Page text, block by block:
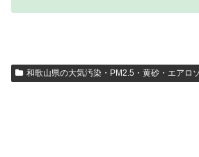
和歌山県の大気汚染・PM2.5・黄砂・エアロ